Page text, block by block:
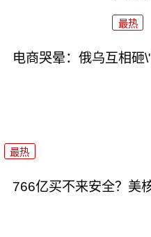
最热
电商哭晕：俄乌互相砸
最热
766亿买不来安全？美